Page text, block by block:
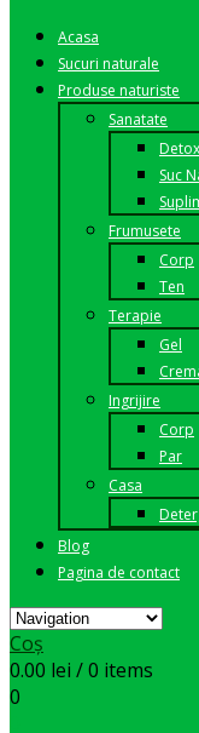
Acasa
Sucuri naturale
Produse naturiste
Sanatate
Suc
Frumusete
Corp
Ten
Terapie
Gel
Ingrijire
Corp
Par
Casa
Blog
Pagina de contact
Coș
0.00 lei / 0 items
0